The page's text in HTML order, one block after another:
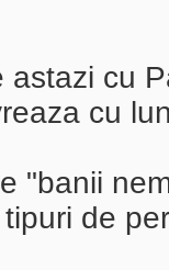
astazi cu
cu
"banii
de